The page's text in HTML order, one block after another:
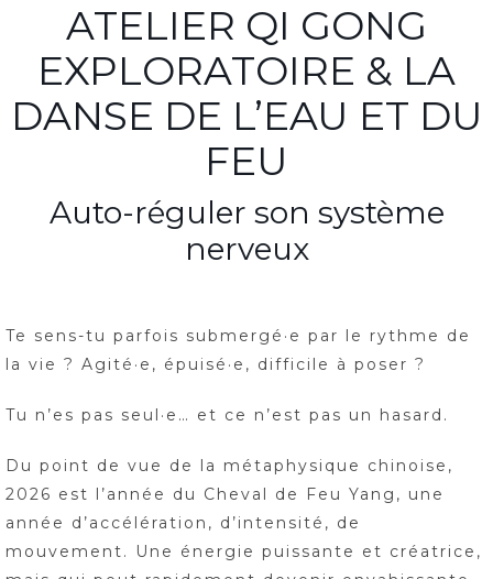
ATELIER QI GONG
EXPLORATOIRE & LA
DANSE DE L’EAU ET DU
FEU
Auto-réguler son système
nerveux
Te sens-tu parfois submergé·e par le rythme de
la vie ? Agité·e, épuisé·e, difficile à poser ?
Tu n’es pas seul·e… et ce n’est pas un hasard.
Du point de vue de la métaphysique chinoise,
2026 est l’année du Cheval de Feu Yang, une
année d’accélération, d’intensité, de
mouvement. Une énergie puissante et créatrice,